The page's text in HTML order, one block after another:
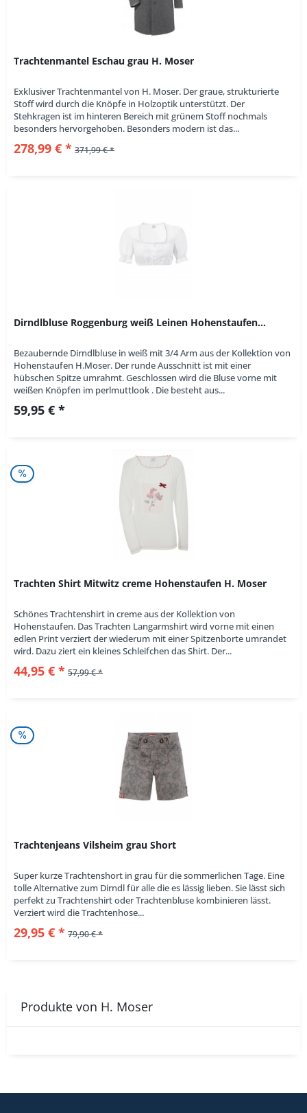
Trachtenmantel Eschau grau H. Moser
Exklusiver Trachtenmantel von H. Moser. Der graue, strukturierte
Stoff wird durch die Knöpfe in Holzoptik unterstützt. Der
Stehkragen ist im hinteren Bereich mit grünem Stoff nochmals
besonders hervorgehoben. Besonders modern ist das...
278,99 € * 371,99 € *
Dirndlbluse Roggenburg weiß Leinen Hohenstaufen...
Bezaubernde Dirndlbluse in weiß mit 3/4 Arm aus der Kollektion von
Hohenstaufen H.Moser. Der runde Ausschnitt ist mit einer
hübschen Spitze umrahmt. Geschlossen wird die Bluse vorne mit
weißen Knöpfen im perlmuttlook . Die besteht aus...
59,95 € *
Trachten Shirt Mitwitz creme Hohenstaufen H. Moser
Schönes Trachtenshirt in creme aus der Kollektion von
Hohenstaufen. Das Trachten Langarmshirt wird vorne mit einen
edlen Print verziert der wiederum mit einer Spitzenborte umrandet
wird. Dazu ziert ein kleines Schleifchen das Shirt. Der...
44,95 € * 57,99 € *
Trachtenjeans Vilsheim grau Short
Super kurze Trachtenshort in grau für die sommerlichen Tage. Eine
tolle Alternative zum Dirndl für alle die es lässig lieben. Sie lässt sich
perfekt zu Trachtenshirt oder Trachtenbluse kombinieren lässt.
Verziert wird die Trachtenhose...
29,95 € * 79,90 € *
Produkte von H. Moser